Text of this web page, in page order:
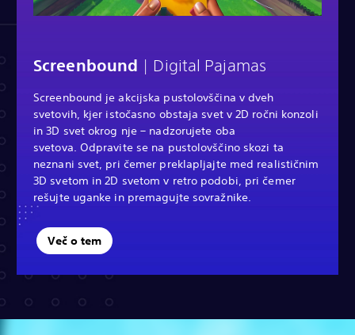
Screenbound | Digital Pajamas
Screenbound je akcijska pustolovščina v dveh
svetovih, kjer istočasno obstaja svet v 2D ročni konzoli
in 3D svet okrog nje – nadzorujete oba
svetova. Odpravite se na pustolovščino skozi ta
neznani svet, pri čemer preklapljajte med realističnim
3D svetom in 2D svetom v retro podobi, pri čemer
rešujte uganke in premagujte sovražnike.
Več o tem